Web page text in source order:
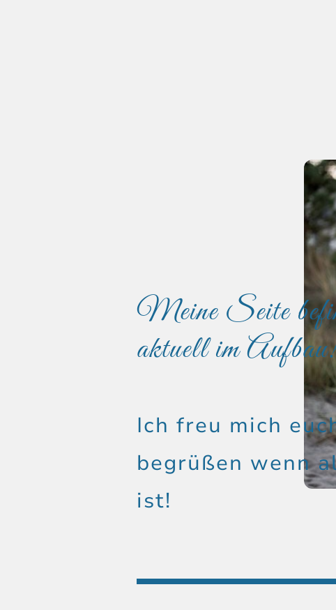
Meine Seite
aktuell im
Ich freu mich
begrüßen wenn
ist!